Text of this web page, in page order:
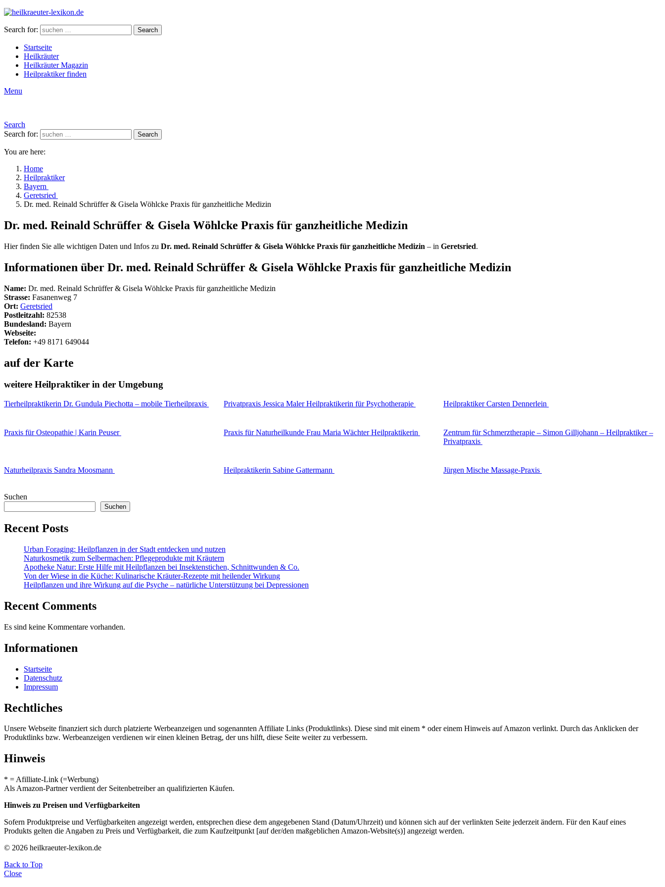
Search for: Search
Startseite
Heilkräuter
Heilkräuter Magazin
Heilpraktiker finden
Menu
Search
Search for:
Search
You are here:
Home
Heilpraktiker
Bayern
Geretsried
Dr. med. Reinald Schrüffer & Gisela Wöhlcke Praxis für ganzheitliche Medizin
Dr. med. Reinald Schrüffer & Gisela Wöhlcke Praxis für ganzheitliche Medizin
Hier finden Sie alle wichtigen Daten und Infos zu Dr. med. Reinald Schrüffer & Gisela Wöhlcke Praxis für ganzheitliche Medizin – in Geretsried.
Informationen über Dr. med. Reinald Schrüffer & Gisela Wöhlcke Praxis für ganzheitliche Medizin
Name: Dr. med. Reinald Schrüffer & Gisela Wöhlcke Praxis für ganzheitliche Medizin
Strasse: Fasanenweg 7
Ort: Geretsried
Postleitzahl: 82538
Bundesland: Bayern
Webseite:
Telefon: +49 8171 649044
auf der Karte
weitere Heilpraktiker in der Umgebung
Tierheilpraktikerin Dr. Gundula Piechotta – mobile Tierheilpraxis Privatpraxis Jessica Maler Heilpraktikerin für Psychotherapie Heilpraktiker Carsten Dennerlein
Praxis für Osteopathie | Karin Peuser Praxis für Naturheilkunde Frau Maria Wächter Heilpraktikerin
Zentrum für Schmerztherapie – Simon Gilljohann – Heilpraktiker –
Privatpraxis
Naturheilpraxis Sandra Moosmann Heilpraktikerin Sabine Gattermann Jürgen Mische Massage-Praxis
Suchen
Suchen
Recent Posts
Urban Foraging: Heilpflanzen in der Stadt entdecken und nutzen
Naturkosmetik zum Selbermachen: Pflegeprodukte mit Kräutern
Apotheke Natur: Erste Hilfe mit Heilpflanzen bei Insektenstichen, Schnittwunden & Co.
Von der Wiese in die Küche: Kulinarische Kräuter-Rezepte mit heilender Wirkung
Heilpflanzen und ihre Wirkung auf die Psyche – natürliche Unterstützung bei Depressionen
Recent Comments
Es sind keine Kommentare vorhanden.
Informationen
Startseite
Datenschutz
Impressum
Rechtliches
Unsere Webseite finanziert sich durch platzierte Werbeanzeigen und sogenannten Affiliate Links (Produktlinks). Diese sind mit einem * oder einem Hinweis auf Amazon verlinkt. Durch das Anklicken der
Produktlinks bzw. Werbeanzeigen verdienen wir einen kleinen Betrag, der uns hilft, diese Seite weiter zu verbessern.
Hinweis
* = Afilliate-Link (=Werbung)
Als Amazon-Partner verdient der Seitenbetreiber an qualifizierten Käufen.
Hinweis zu Preisen und Verfügbarkeiten
Sofern Produktpreise und Verfügbarkeiten angezeigt werden, entsprechen diese dem angegebenen Stand (Datum/Uhrzeit) und können sich auf der verlinkten Seite jederzeit ändern. Für den Kauf eines
Produkts gelten die Angaben zu Preis und Verfügbarkeit, die zum Kaufzeitpunkt [auf der/den maßgeblichen Amazon-Website(s)] angezeigt werden.
© 2026 heilkraeuter-lexikon.de
Back to Top
Close